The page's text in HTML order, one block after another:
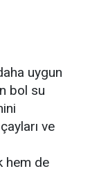
uygun
bol su
ve
hem de